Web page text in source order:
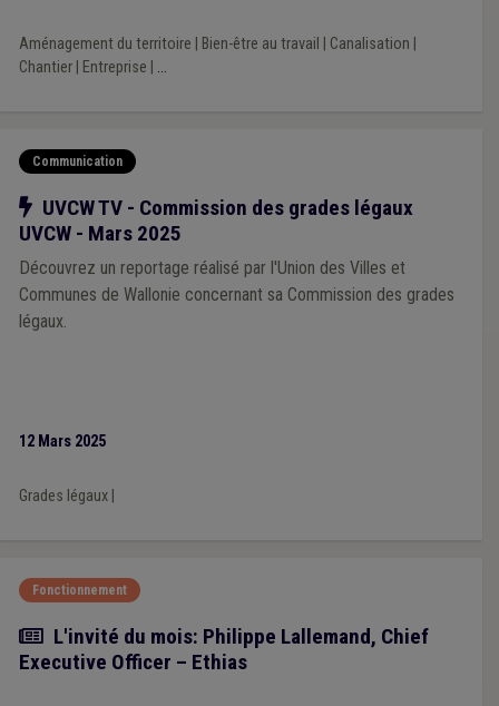
Aménagement du territoire Bien-être au travail Canalisation
Chantier| Entreprise ...
Communication
Notre action
UVCW TV - Commission des grades légaux
UVCW - Mars 2025
Découvrez un reportage réalisé par l'Union des Villes et
Communes de Wallonie concernant sa Commission des grades
légaux.
12 Mars 2025
Grades légaux|
Fonctionnement
Article
L'invité du mois: Philippe Lallemand, Chief
Executive Officer – Ethias